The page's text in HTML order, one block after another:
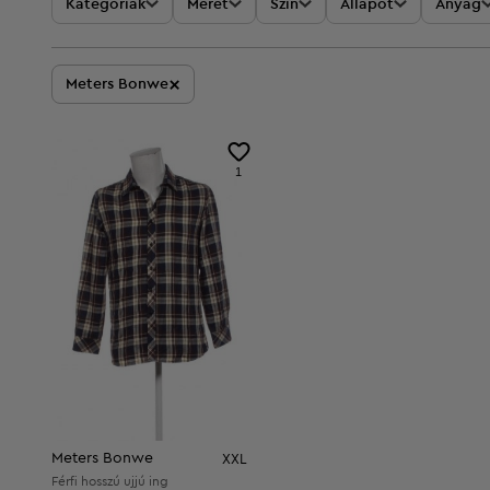
Kategóriák Méret Szín Állapot Anyag
Meters Bonwe×
1
Meters Bonwe XXL
Férfi hosszú ujjú ing